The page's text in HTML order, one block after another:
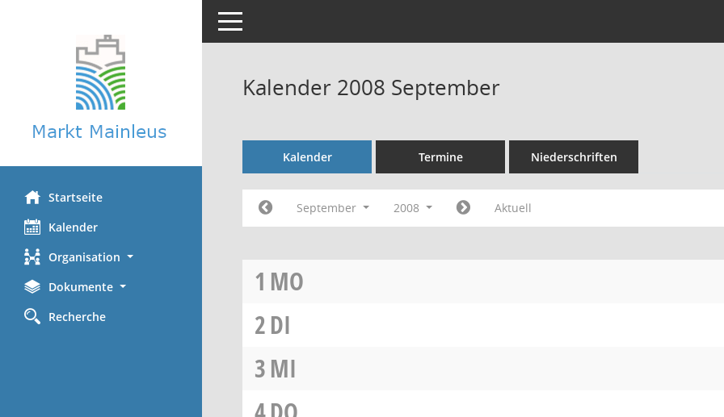
Startseite
Kalender
Organisation
Dokumente
Recherche
Toggle navigation
Kalender 2008 September
Kalender Termine Niederschriften
September 2008 Aktuell
1 MO
2DI
3MI